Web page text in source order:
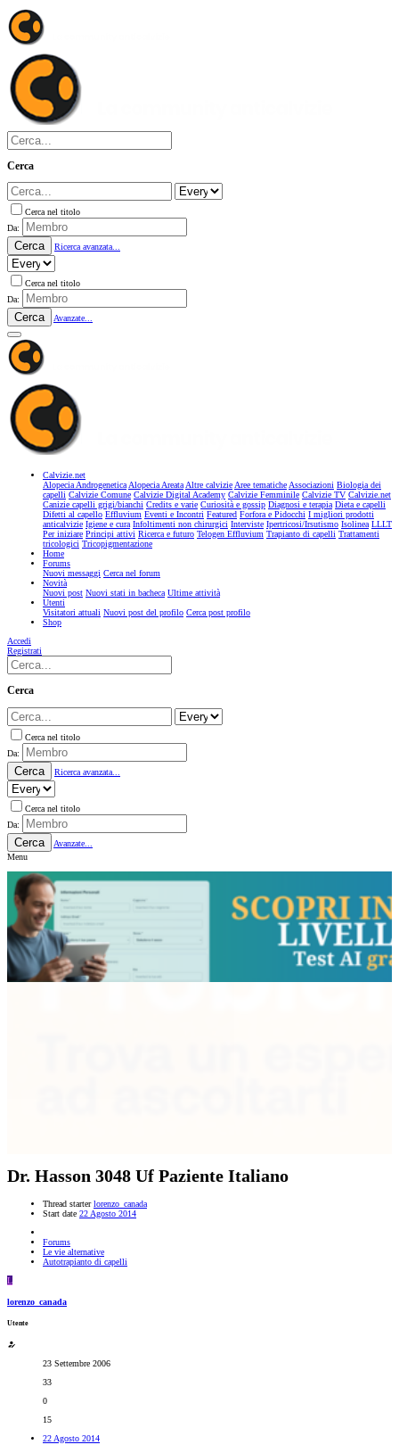
Cerca
Cerca nel titolo
Da:
Cerca Ricerca avanzata...
Cerca nel titolo
Da:
Cerca Avanzate...
Calvizie.net
Alopecia AndrogeneticaAlopecia AreataAltre calvizieAree tematicheAssociazioni Biologia dei
capelli Calvizie Comune Calvizie Digital Academy Calvizie Femminile Calvizie TV Calvizie.net
Canizie capelli grigi/bianchi Credits e varie Curiosità e gossip Diagnosi e terapia Dieta e capelli
Difetti al capello Effluvium Eventi e Incontri Featured Forfora e Pidocchi I migliori prodotti
anticalvizie Igiene e cura Infoltimenti non chirurgici Interviste Ipertricosi/Irsutismo Isolinea LLLT
Per iniziare Principi attivi Ricerca e futuro Telogen Effluvium Trapianto di capelli Trattamenti
tricologici Tricopigmentazione
Home
Forums
Nuovi messaggi Cerca nel forum
Novità
Nuovi post Nuovi stati in bacheca Ultime attività
Utenti
Visitatori attuali Nuovi post del profilo Cerca post profilo
Shop
Accedi
Registrati
Cerca
Cerca nel titolo
Da:
Cerca Ricerca avanzata...
Cerca nel titolo
Da:
Cerca
Avanzate...
Menu
Dr. Hasson 3048 Uf Paziente Italiano
Thread starter lorenzo_canada
Start date 22 Agosto 2014
Forums
Le vie alternative
Autotrapianto di capelli
L
lorenzo_canada
Utente
23 Settembre 2006
33
0
15
22 Agosto 2014